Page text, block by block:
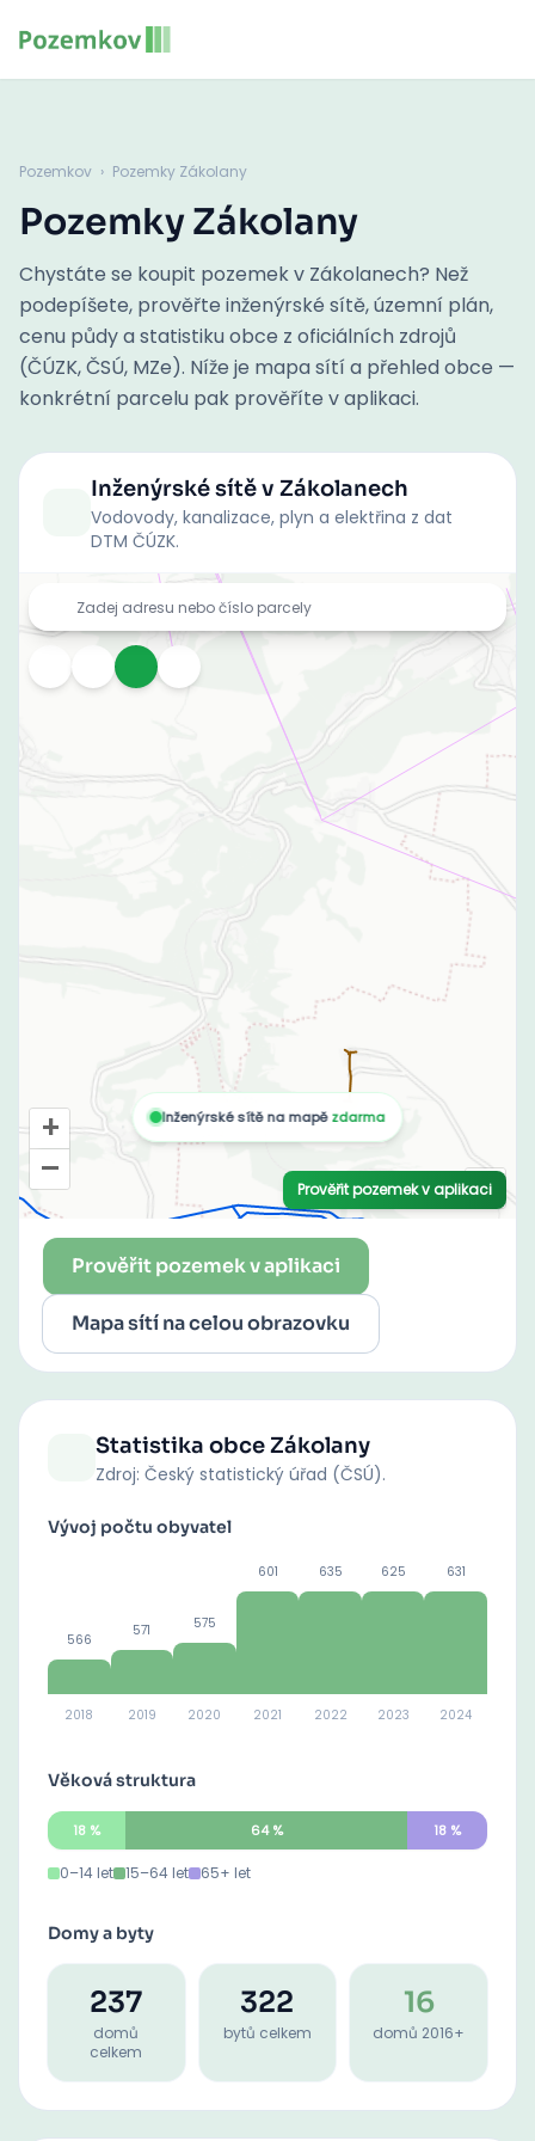
Pozemkov › Pozemky Zákolany
Pozemky Zákolany
Chystáte se koupit pozemek v Zákolanech? Než
podepíšete, prověřte inženýrské sítě, územní plán,
cenu půdy a statistiku obce z oficiálních zdrojů
(ČÚZK, ČSÚ, MZe). Níže je mapa sítí a přehled obce —
konkrétní parcelu pak prověříte v aplikaci.
Inženýrské sítěv Zákolanech
Vodovody, kanalizace, plyn a elektřina z dat
DTM ČÚZK.
Prověřit pozemek v aplikaci
Mapa sítí na celou obrazovku
Statistika obceZákolany
Zdroj: Český statistický úřad (ČSÚ).
Vývoj počtu obyvatel
566
2018
571
2019
575
2020
601
2021
635
2022
625
2023
631
2024
Věková struktura
18 % 64% 18%
0–14 let 15–64 let 65+ let
Domy a byty
237
domů
celkem
322
bytů celkem
16
domů 2016+